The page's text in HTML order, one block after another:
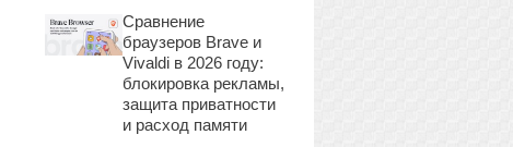
Сравнение
браузеров Brave и
Vivaldi в 2026 году:
блокировка рекламы,
защита приватности
и расход памяти